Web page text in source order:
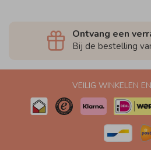
Ontvang een
Bij de bestelling
VEILIG WINKELEN